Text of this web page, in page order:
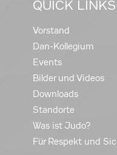
QUICK LINKS
Vorstand
Dan-Kollegium
Events
Bilder und Videos
Downloads
Standorte
Was ist Judo?
Für Respekt und